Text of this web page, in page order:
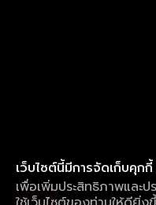
เว็บไซต์นี้มีการจัดเก็บคุกกี้
เพื่อเพิ่มประสิทธิภาพและ